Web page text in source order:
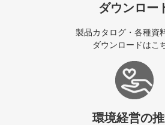
ダウンロー
製品カタログ・各種資
ダウンロードはこ
環境経営の